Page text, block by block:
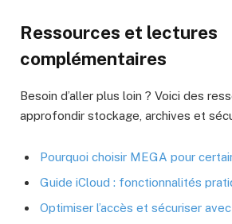
Ressources et lectures
complémentaires
Besoin d’aller plus loin ? Voici des
approfondir stockage, archives et
Pourquoi choisir MEGA pour
Guide iCloud : fonctionnalités
Optimiser l’accès et sécuriser